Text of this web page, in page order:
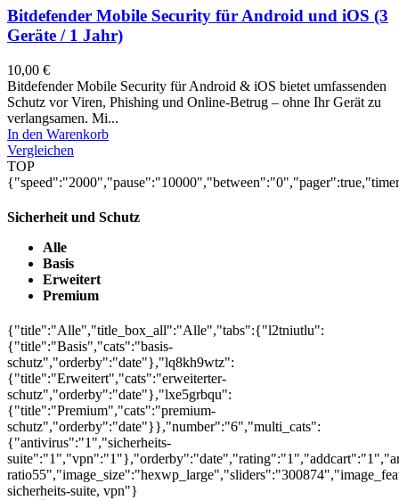
Bitdefender Mobile Security für Android und iOS (3
Geräte / 1 Jahr)
10,00 €
Bitdefender Mobile Security für Android & iOS bietet umfassenden
Schutz vor Viren, Phishing und Online-Betrug – ohne Ihr Gerät zu
verlangsamen. Mi...
In den Warenkorb
Vergleichen
TOP
Sicherheit und Schutz
Alle
Basis
Erweitert
Premium
{"title":"Alle","title_box_all":"Alle","tabs":{"l2tniutlu":
{"title":"Basis","cats":"basis-
schutz","orderby":"date"},"lq8kh9wtz":
{"title":"Erweitert","cats":"erweiterter-
schutz","orderby":"date"},"lxe5grbqu":
{"title":"Premium","cats":"premium-
schutz","orderby":"date"}},"number":"6","multi_cats":
{"antivirus":"1","sicherheits-
sicherheits-suite, vpn"}